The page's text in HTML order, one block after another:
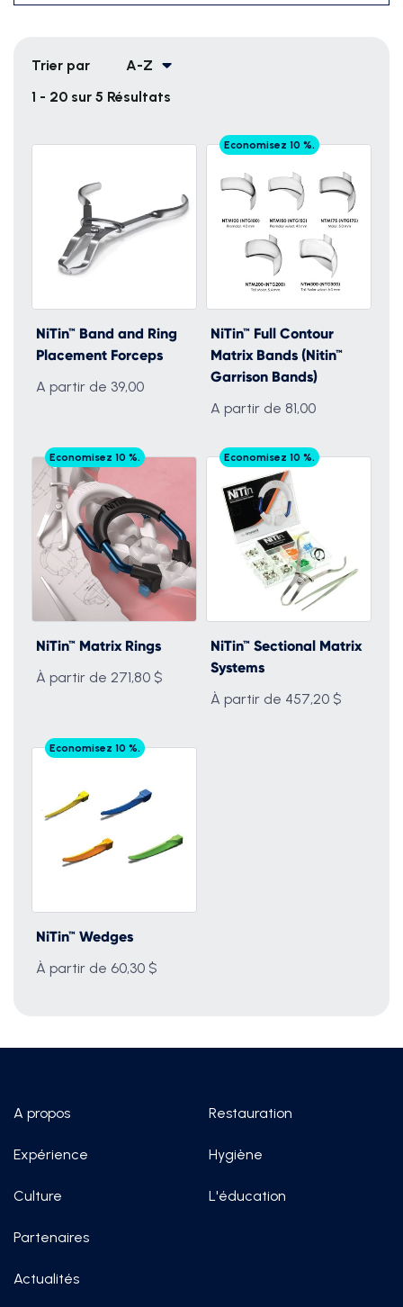
Trier par
A-Z
1 - 20 sur 5 Résultats
NiTin™ Band and Ring
Placement Forceps
A partir de 39,00
Economisez 10 %.
NiTin™ Full Contour
Matrix Bands (Nitin™
Garrison Bands)
A partir de 81,00
Economisez 10 %.
NiTin™ Matrix Rings
À partir de 271,80 $
Economisez 10 %.
NiTin™ Sectional Matrix
Systems
À partir de 457,20 $
Economisez 10 %.
NiTin™ Wedges
À partir de 60,30 $
A propos
Expérience
Culture
Partenaires
Actualités
Restauration
Hygiène
L'éducation